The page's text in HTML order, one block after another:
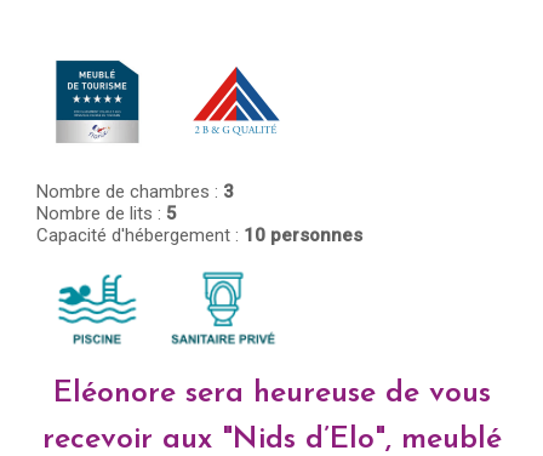
Nombre de chambres : 3
Nombre de lits : 5
Capacité d'hébergement : 10 personnes
Eléonore sera heureuse de vous
recevoir aux "Nids d’Elo", meublé